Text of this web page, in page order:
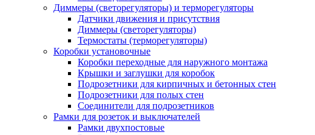
Диммеры (светорегуляторы) и терморегуляторы
Датчики движения и присутствия
Диммеры (светорегуляторы)
Термостаты (терморегуляторы)
Коробки установочные
Коробки переходные для наружного монтажа
Крышки и заглушки для коробок
Подрозетники для кирпичных и бетонных стен
Подрозетники для полых стен
Соединители для подрозетников
Рамки для розеток и выключателей
Рамки двухпостовые